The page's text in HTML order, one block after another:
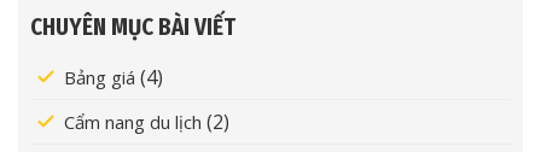
CHUYÊN MỤC BÀI VIẾT
Bảng giá (4)
Cẩm nang du lịch (2)